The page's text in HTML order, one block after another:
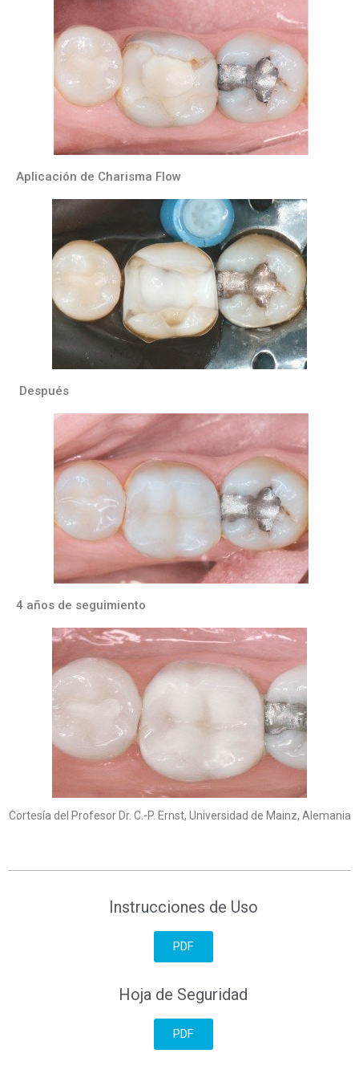
Aplicación de Charisma Flow
Después
4 años de seguimiento
Cortesía del Profesor Dr. C.-P. Ernst, Universidad de Mainz, Alemania
Instrucciones de Uso
PDF
Hoja de Seguridad
PDF